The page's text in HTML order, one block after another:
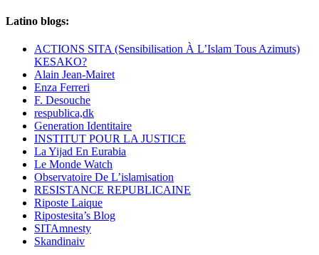
Latino blogs:
ACTIONS SITA (Sensibilisation À L’Islam Tous Azimuts)
KESAKO?
Alain Jean-Mairet
Enza Ferreri
F. Desouche
respublica,dk
Generation Identitaire
INSTITUT POUR LA JUSTICE
La Yijad En Eurabia
Le Monde Watch
Observatoire De L’islamisation
RESISTANCE REPUBLICAINE
Riposte Laique
Ripostesita’s Blog
SITAmnesty
Skandinaiv